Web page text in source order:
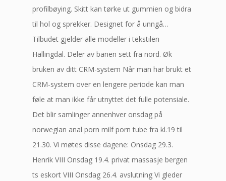
profilbøying. Skitt kan tørke ut gummien og bidra
til hol og sprekker. Designet for å unngå…
Tilbudet gjelder alle modeller i tekstilen
Hallingdal. Deler av banen sett fra nord. Øk
bruken av ditt CRM-system Når man har brukt et
CRM-system over en lengere periode kan man
føle at man ikke får utnyttet det fulle potensiale.
Det blir samlinger annenhver onsdag på
norwegian anal porn milf porn tube fra kl.19 til
21.30. Vi møtes disse dagene: Onsdag 29.3.
Henrik VIII Onsdag 19.4. privat massasje bergen
ts eskort VIII Onsdag 26.4. avslutning Vi gleder